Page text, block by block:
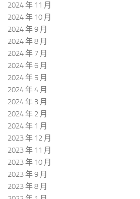
2024 年 11 月
2024 年 10 月
2024 年 9 月
2024 年 8 月
2024 年 7 月
2024 年 6 月
2024 年 5 月
2024 年 4 月
2024 年 3 月
2024 年 2 月
2024 年 1 月
2023 年 12 月
2023 年 11 月
2023 年 10 月
2023 年 9 月
2023 年 8 月